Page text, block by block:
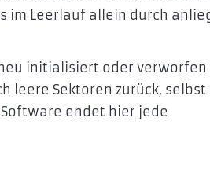
im Leerlauf allein durch
initialisiert oder verworfen
leere Sektoren zurück, selbst
endet hier jede